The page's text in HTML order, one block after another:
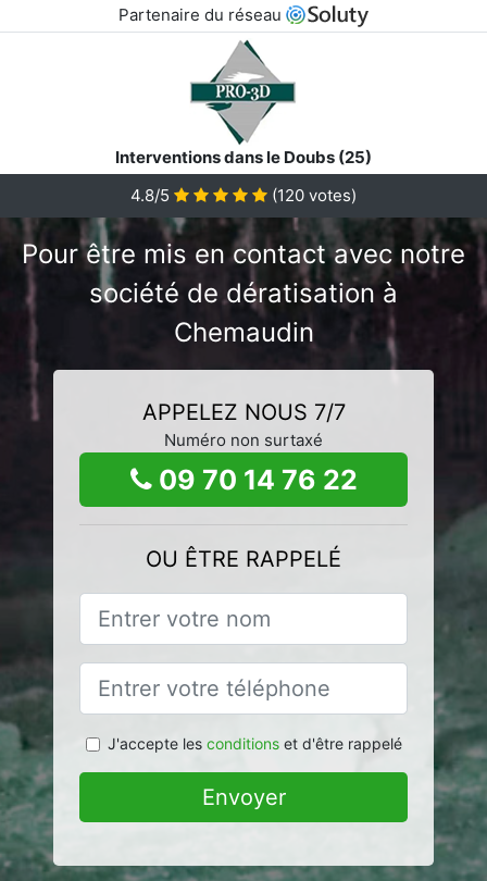
Partenaire du réseau
Interventions dans le Doubs (25)
4.8/5
(120 votes)
Pour être mis en contact avec notre
société de dératisation à
Chemaudin
APPELEZ NOUS 7/7
Numéro non surtaxé
09 70 14 76 22
OU ÊTRE RAPPELÉ
J'accepte les conditionset d'être rappelé
Envoyer